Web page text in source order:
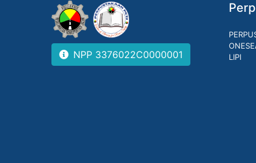
NPP 3376022C0000001
LIPI